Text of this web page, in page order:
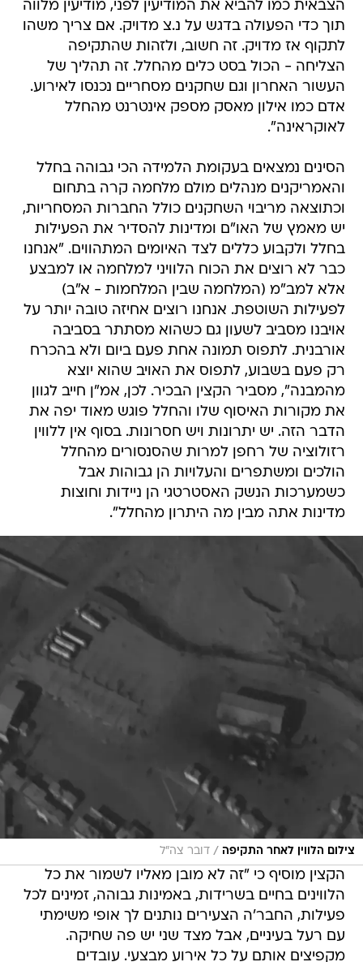
הצבאית כמו להביא את המודיעין לפני, מודיעין מלווה
תוך כדי הפעולה בדגש על נ.צ מדויק. אם צריך משהו
לתקוף אז מדויק. זה חשוב, ולזהות שהתקיפה
הצליחה - הכול בסט כלים מהחלל. זה תהליך של
העשור האחרון וגם שחקנים מסחריים נכנסו לאירוע.
אדם כמו אילון מאסק מספק אינטרנט מהחלל
לאוקראינה".
הסינים נמצאים בעקומת הלמידה הכי גבוהה בחלל
והאמריקנים מנהלים מולם מלחמה קרה בתחום
וכתוצאה מריבוי השחקנים כולל החברות המסחריות,
יש מאמץ של האו"ם ומדינות להסדיר את הפעילות
בחלל ולקבוע כללים לצד האיומים המתהווים. "אנחנו
כבר לא רוצים את הכוח הלוויני למלחמה או למבצע
אלא למב"מ (המלחמה שבין המלחמות - א"ב)
לפעילות השוטפת. אנחנו רוצים אחיזה טובה יותר על
אויבנו מסביב לשעון גם כשהוא מסתתר בסביבה
אורבנית. לתפוס תמונה אחת פעם ביום ולא בהכרח
רק פעם בשבוע, לתפוס את האויב שהוא יוצא
מהמבנה", מסביר הקצין הבכיר. לכן, אמ"ן חייב לגוון
את מקורות האיסוף שלו והחלל פוגש מאוד יפה את
הדבר הזה. יש יתרונות ויש חסרונות. בסוף אין ללווין
רזולוציה של רחפן למרות שהסנסורים מהחלל
הולכים ומשתפרים והעלויות הן גבוהות אבל
כשמערכות הנשק האסטרטגי הן ניידות וחוצות
מדינות אתה מבין מה היתרון מהחלל".
צילום הלווין לאחר התקיפה / דובר צה"ל
הקצין מוסיף כי "זה לא מובן מאליו לשמור את כל
הלווינים בחיים בשרידות, באמינות גבוהה, זמינים לכל
פעילות, החבר'ה הצעירים נותנים לך אופי משימתי
עם רעל בעיניים, אבל מצד שני יש פה שחיקה.
מקפיצים אותם על כל אירוע מבצעי. עובדים